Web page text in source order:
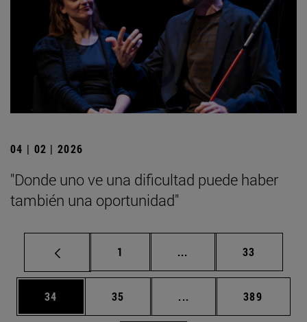
04 | 02 | 2026
"Donde uno ve una dificultad puede haber
también una oportunidad"
Página
1 ... Páginas intermedias
Página
33
Página
34 Página
35 ... Páginas intermedias
Página
389